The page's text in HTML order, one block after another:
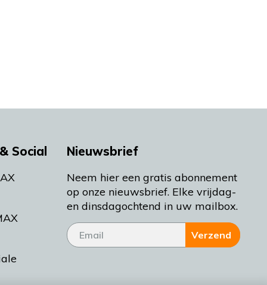
Social Nieuwsbrief
Neem hier een gratis abonnement
op onze nieuwsbrief. Elke vrijdag-
en dinsdagochtend in uw mailbox.
Verzend